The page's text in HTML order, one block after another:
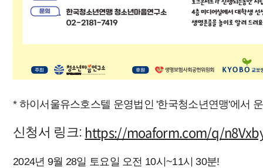
* 하이서울유스호스텔 운영법인 '한국청소년연맹'에서
신청서 링크: https://moaform.com/q/
2024년 9월 28일 토요일 오전 10시~11시 30분!